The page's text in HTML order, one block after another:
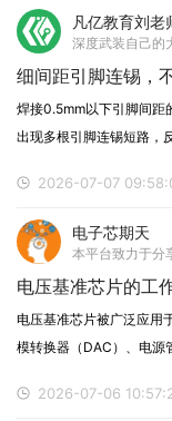
架构的快速普及
凡亿教育刘老
细间距引脚连锡，
焊接0.5mm以下引脚间距
出现多根引脚连锡短路，
作，新手也能快速清理干
锡的引脚区域，均匀涂上
2026-07-07
电子芯期天
本平台致力于分
电压基准芯片被广泛应用
模转换器（DAC）、电源
关的固定电压参考信号。
2026-07-06